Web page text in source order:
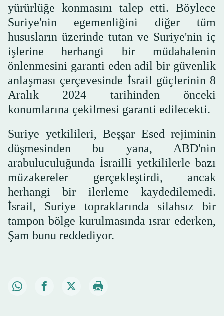
yürürlüğe konmasını talep etti. Böylece
Suriye'nin egemenliğini diğer tüm
hususların üzerinde tutan ve Suriye'nin iç
işlerine herhangi bir müdahalenin
önlenmesini garanti eden adil bir güvenlik
anlaşması çerçevesinde İsrail güçlerinin 8
Aralık 2024 tarihinden önceki
konumlarına çekilmesi garanti edilecekti.
Suriye yetkilileri, Beşşar Esed rejiminin
düşmesinden bu yana, ABD'nin
arabuluculuğunda İsrailli yetkililerle bazı
müzakereler gerçekleştirdi, ancak
herhangi bir ilerleme kaydedilemedi.
İsrail, Suriye topraklarında silahsız bir
tampon bölge kurulmasında ısrar ederken,
Şam bunu reddediyor.